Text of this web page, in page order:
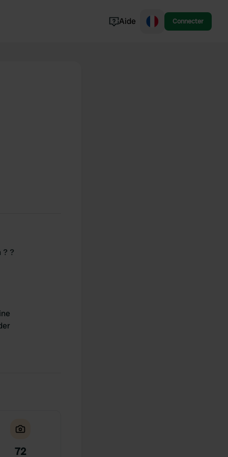
Aide Connecter
? ?
72